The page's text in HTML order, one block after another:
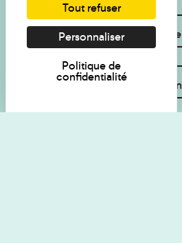
Je souhaite des
Inscrivez-vous à la
Tout refuser
Personnaliser
Politique de
confidentialité